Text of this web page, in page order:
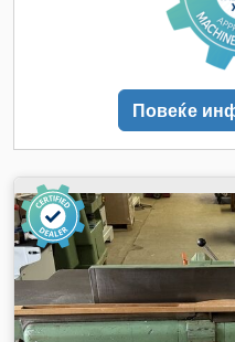
Повеќе